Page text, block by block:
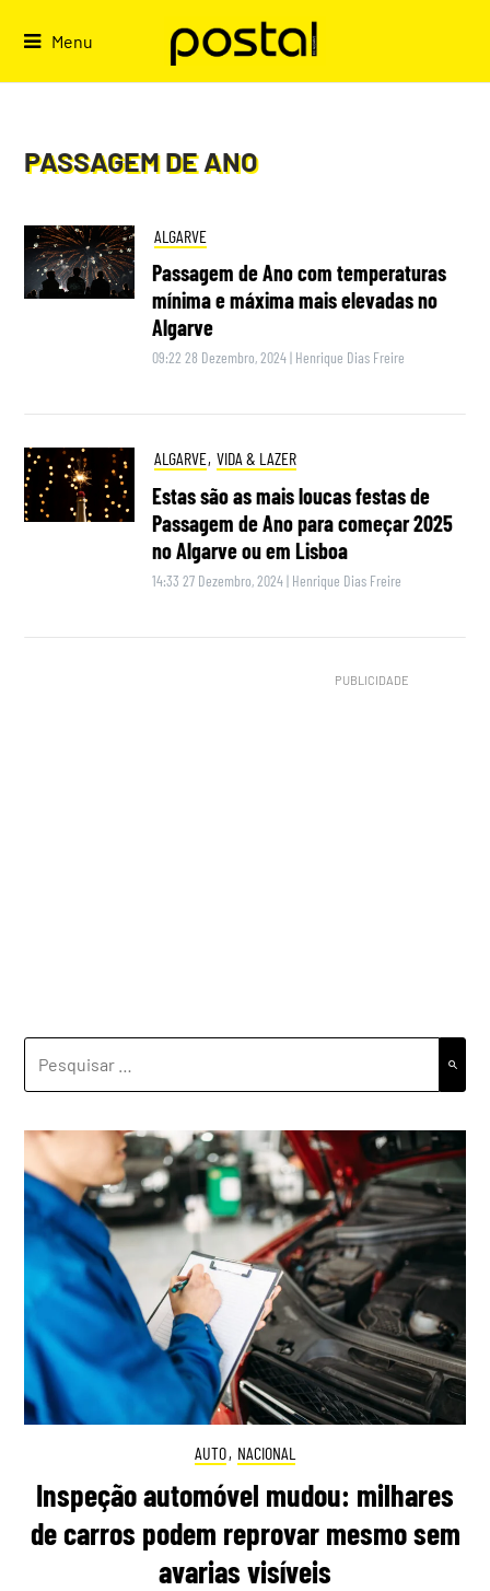
Menu
PASSAGEM DE ANO
ALGARVE
Passagem de Ano com temperaturas
mínima e máxima mais elevadas no
Algarve
09:22 28 Dezembro, 2024| Henrique Dias Freire
ALGARVE, VIDA & LAZER
Estas são as mais loucas festas de
Passagem de Ano para começar 2025
no Algarve ou em Lisboa
14:33 27 Dezembro, 2024| Henrique Dias Freire
POR:
AUTO, NACIONAL
Inspeção automóvel mudou: milhares
de carros podem reprovar mesmo sem
avarias visíveis